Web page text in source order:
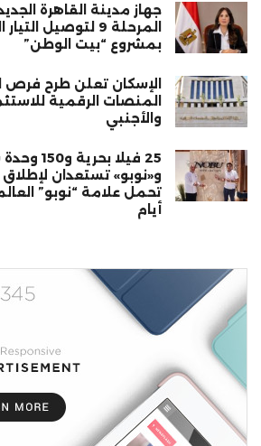
جهاز مدينة القاهرة
المرحلة 9 لتوصيل
بمشروع “بيت الوطن”
الإسكان تعلن طرح فرص
المنصات الرقمية
والأجنبي
25 فيلا
و«نوبو» تستعدان
تحمل علامة “نوبو”
أيام